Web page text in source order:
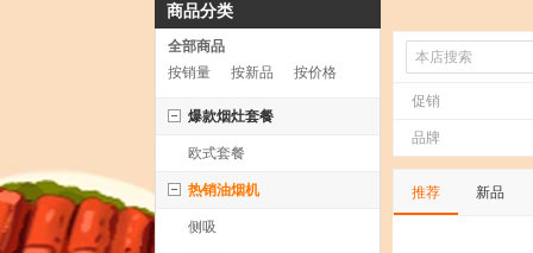
商品分类
全部商品
按销量
按新品 按价格
爆款烟灶套餐
欧式套餐
热销油烟机
侧吸
促销
品牌
推荐 新品